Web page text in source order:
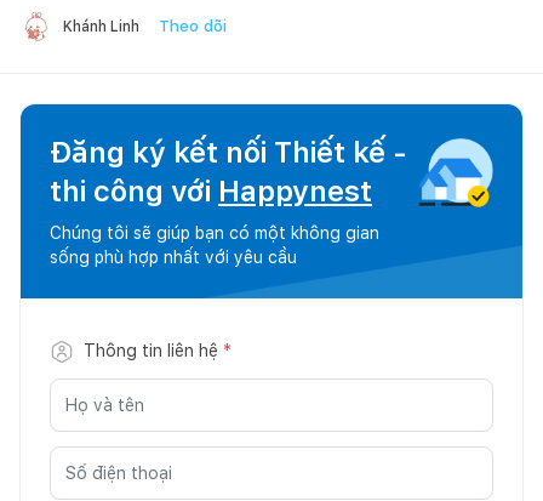
Khánh Linh Theo dõi
Đăng ký kết nối Thiết kế -
thi công với Happynest
Chúng tôi sẽ giúp bạn có một không gian
sống phù hợp nhất với yêu cầu
Thông tin liên hệ *